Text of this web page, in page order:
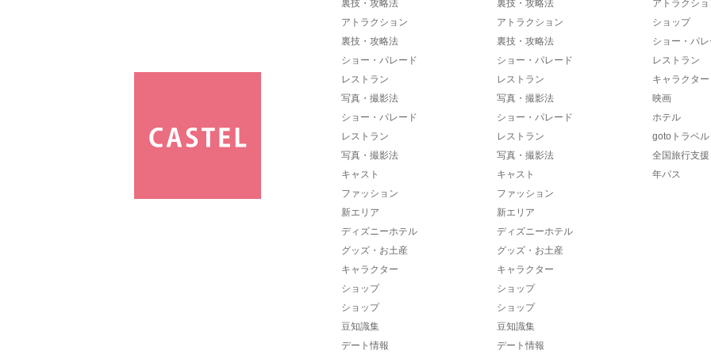
裏技・攻略法
アトラクション
裏技・攻略法
ショー・パレード
レストラン
写真・撮影法
ショー・パレード
レストラン
写真・撮影法
キャスト
ファッション
新エリア
ディズニーホテル
グッズ・お土産
キャラクター
ショップ
ショップ
豆知識集
デート情報
裏技・攻略法
アトラクション
裏技・攻略法
ショー・パレード
レストラン
写真・撮影法
ショー・パレード
レストラン
写真・撮影法
キャスト
ファッション
新エリア
ディズニーホテル
グッズ・お土産
キャラクター
ショップ
ショップ
豆知識集
デート情報
アトラクシ
ショップ
ショー・パ
レストラン
キャラクター
映画
ホテル
gotoトラベル
全国旅行支援
年パス